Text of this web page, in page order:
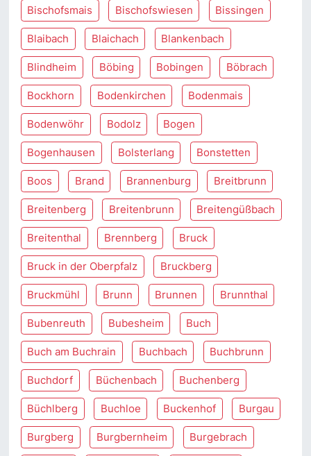
Bischofsmais Bischofswiesen Bissingen
Blaibach Blaichach Blankenbach
Blindheim Böbing Bobingen Böbrach
Bockhorn Bodenkirchen Bodenmais
Bodenwöhr Bodolz Bogen
Bogenhausen Bolsterlang Bonstetten
Boos Brand Brannenburg Breitbrunn
Breitenberg Breitenbrunn Breitengüßbach
Breitenthal Brennberg Bruck
Bruck in der Oberpfalz Bruckberg
Bruckmühl Brunn Brunnen Brunnthal
Bubenreuth Bubesheim Buch
Buch am Buchrain Buchbach Buchbrunn
Buchdorf Büchenbach Buchenberg
Büchlberg Buchloe Buckenhof Burgau
Burgberg Burgbernheim Burgebrach